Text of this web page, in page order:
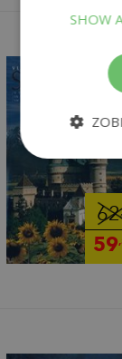
62
59
SHOW